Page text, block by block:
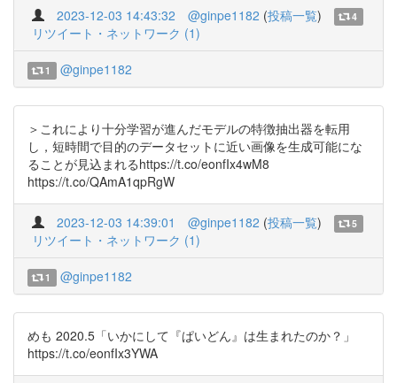
2023-12-03 14:43:32 @ginpe1182 (投稿一覧) 4
リツイート・ネットワーク (1)
1 @ginpe1182
＞これにより十分学習が進んだモデルの特徴抽出器を転用
し，短時間で目的のデータセットに近い画像を生成可能にな
ることが見込まれるhttps://t.co/eonfIx4wM8
https://t.co/QAmA1qpRgW
2023-12-03 14:39:01 @ginpe1182 (投稿一覧) 5
リツイート・ネットワーク (1)
1 @ginpe1182
めも 2020.5「いかにして『ぱいどん』は生まれたのか？」
https://t.co/eonfIx3YWA